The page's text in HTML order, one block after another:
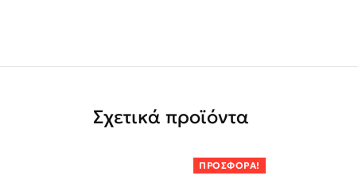
Σχετικά προϊόντα
ΠΡΟΣΦΟΡΆ!